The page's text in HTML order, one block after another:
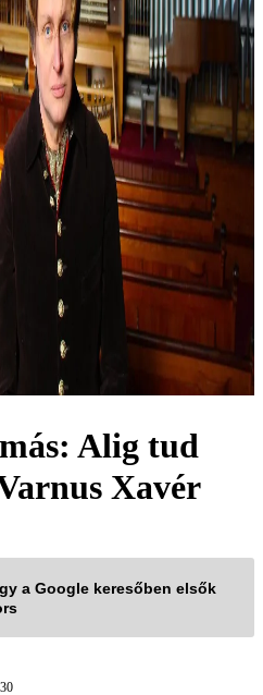
Alig tud
Xavér
a Google keresőben elsők